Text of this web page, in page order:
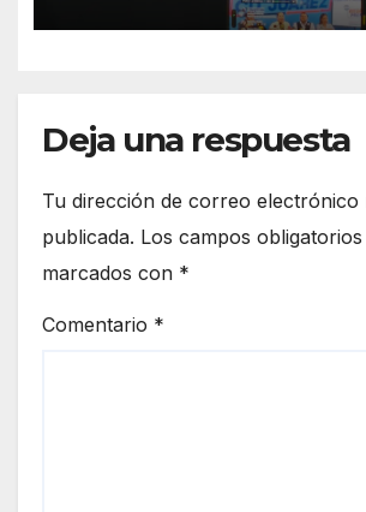
Deja una respuesta
Tu dirección de correo electrónico
publicada. Los campos
marcados con *
Comentario *